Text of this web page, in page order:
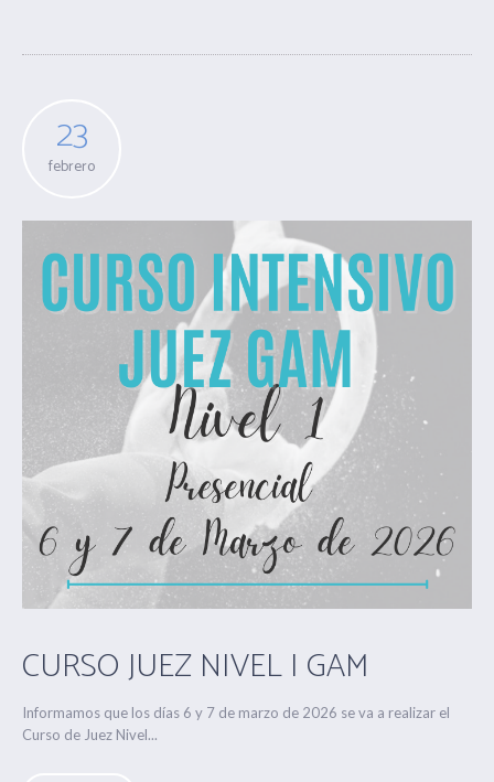
23
febrero
CURSO JUEZ NIVEL I GAM
Informamos que los días 6 y 7 de marzo de 2026 se va a realizar el
Curso de Juez Nivel...